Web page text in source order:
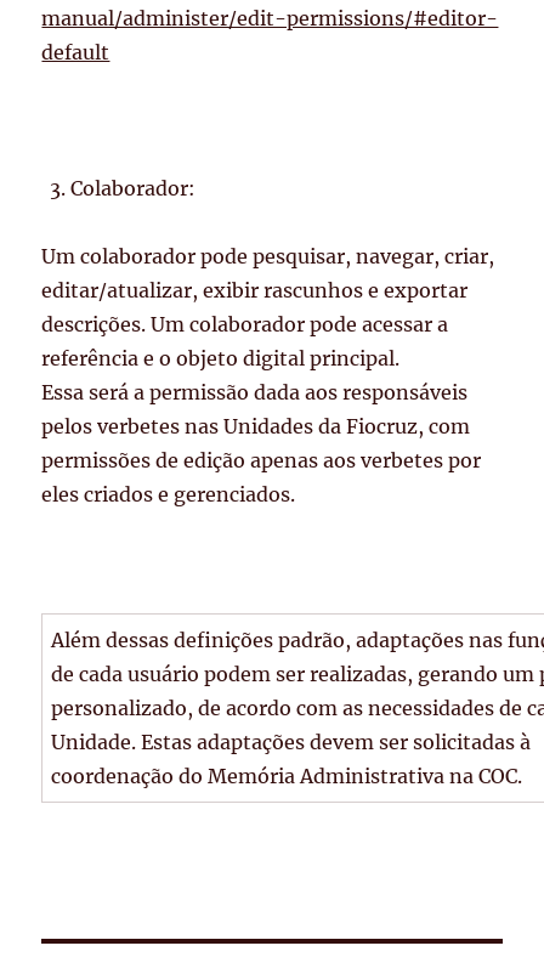
manual/administer/edit-permissions/#editor-
default
Colaborador:
Um colaborador pode pesquisar, navegar, criar,
editar/atualizar, exibir rascunhos e exportar
descrições. Um colaborador pode acessar a
referência e o objeto digital principal.
Essa será a permissão dada aos responsáveis
pelos verbetes nas Unidades da Fiocruz, com
permissões de edição apenas aos verbetes por
eles criados e gerenciados.
Além dessas definições padrão, adaptações nas
de cada usuário podem ser realizadas, gerando
personalizado, de acordo com as necessidades de
Unidade. Estas adaptações devem ser solicitadas à
coordenação do Memória Administrativa na COC.